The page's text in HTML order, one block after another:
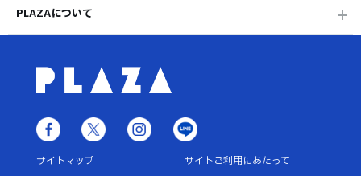
PLAZAについて
サイトマップ サイトご利用にあたって